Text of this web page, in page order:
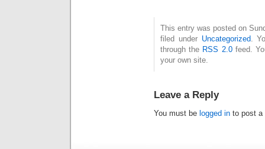
This entry was posted on
filed under Uncategorized.
through the RSS 2.0feed.
your own site.
Leave a Reply
You must be logged in to post a